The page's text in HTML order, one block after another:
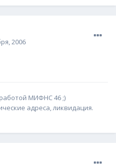
2006
МИФНС 46 ;)
адреса, ликвидация.